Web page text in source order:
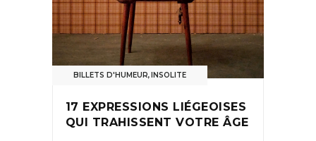
BILLETS D'HUMEUR, INSOLITE
17 EXPRESSIONS LIÉGEOISES
QUI TRAHISSENT VOTRE ÂGE